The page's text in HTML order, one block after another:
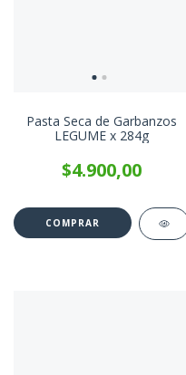
Pasta Seca de Garbanzos
LEGUME x 284g
$4.900,00